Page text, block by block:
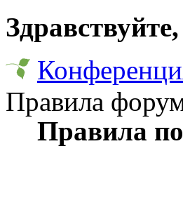
Правила
Правила